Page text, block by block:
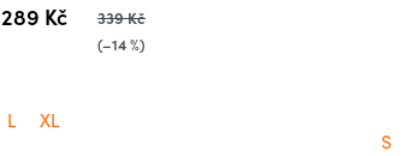
289 Kč 339 Kč
(–14 %)
L XL
S